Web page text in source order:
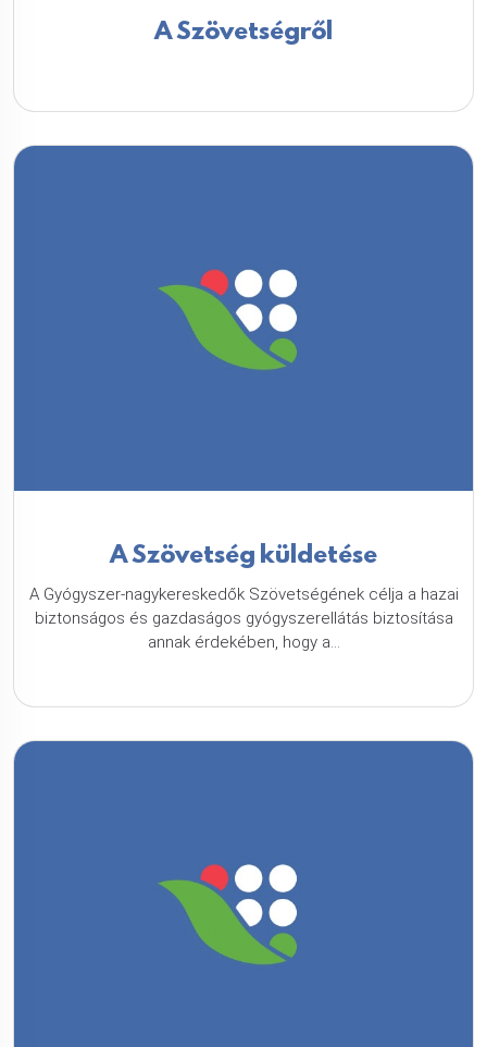
A Szövetségről
A Szövetség küldetése
A Gyógyszer-nagykereskedők Szövetségének célja a hazai
biztonságos és gazdaságos gyógyszerellátás biztosítása
annak érdekében, hogy a...